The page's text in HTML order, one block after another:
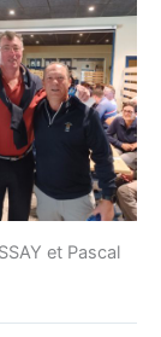
et Pascal